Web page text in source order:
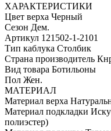
ХАРАКТЕРИСТИКИ
Цвет верха Черный
Сезон Дем.
Артикул 121502-1-2101
Тип каблука Столбик
Страна производитель
Вид товара Ботильоны
Пол Жен.
МАТЕРИАЛ
Материал верха
Материал подкладки
полиэстер)